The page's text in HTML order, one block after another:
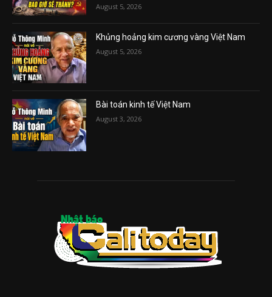
August 5, 2026
Khủng hoảng kim cương vàng Việt Nam
August 5, 2026
Bài toán kinh tế Việt Nam
August 3, 2026